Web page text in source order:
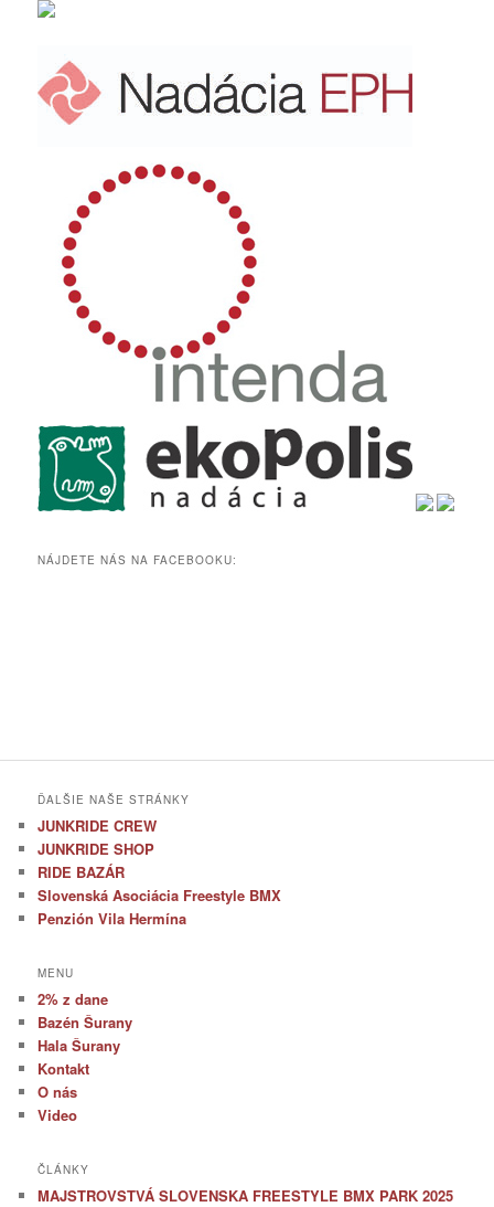
NÁJDETE NÁS NA FACEBOOKU:
ĎALŠIE NAŠE STRÁNKY
JUNKRIDE CREW
JUNKRIDE SHOP
RIDE BAZÁR
Slovenská Asociácia Freestyle BMX
Penzión Vila Hermína
MENU
2% z dane
Bazén Šurany
Hala Šurany
Kontakt
O nás
Video
ČLÁNKY
MAJSTROVSTVÁ SLOVENSKA FREESTYLE BMX PARK 2025